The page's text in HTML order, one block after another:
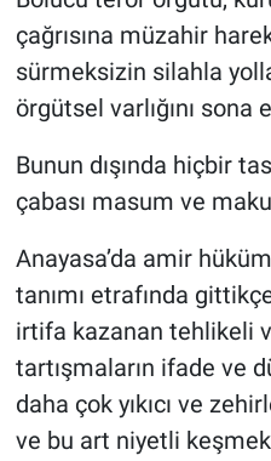
çağrısına müzahir
sürmeksizin silahla
örgütsel varlığını sona
Bunun dışında hiçbir
çabası masum ve
Anayasa’da amir
tanımı etrafında
irtifa kazanan tehlikeli
tartışmaların ifade ve
daha çok yıkıcı ve
ve bu art niyetli